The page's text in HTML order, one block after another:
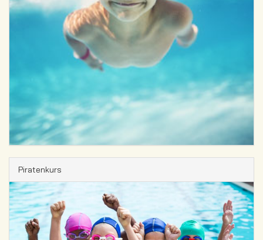
Piratenkurs